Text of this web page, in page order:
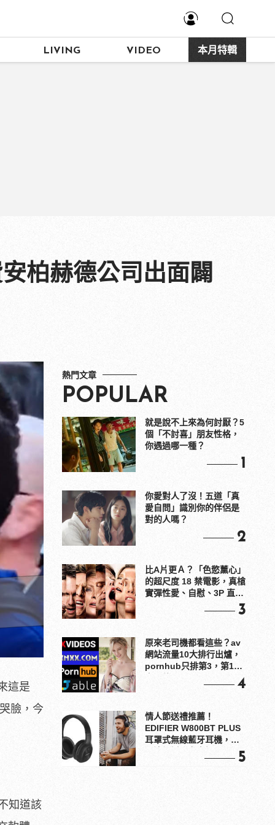
LIVING VIDEO 本月特輯
柏赫德公司出面闢
這是
臉，今
知道該
熱門文章
POPULAR
就是說不上來為何討厭？5
個「不討喜」朋友性格，
你遇過哪一種？
1
你愛對人了沒！五道「真
愛自問」識別你的伴侶是
對的人嗎？
2
比A片更Ａ？「色慾薰心」
的超尺度 18 禁電影，真槍
實彈性愛、自慰、3P 直接
3
原來老司機都看這些？av
網站流量10大排行出爐，
pornhub只排第3，第1名
4
情人節送禮推薦！
EDIFIER W800BT PLUS
耳罩式無線藍牙耳機，在
5